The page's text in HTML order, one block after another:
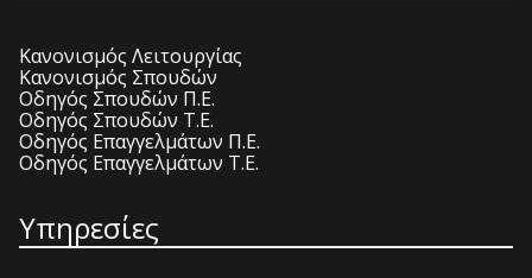
Κανονισμός Λειτουργίας
Κανονισμός Σπουδών
Οδηγός Σπουδών Π.Ε.
Οδηγός Σπουδών Τ.Ε.
Οδηγός Επαγγελμάτων Π.Ε.
Οδηγός Επαγγελμάτων Τ.Ε.
Υπηρεσίες